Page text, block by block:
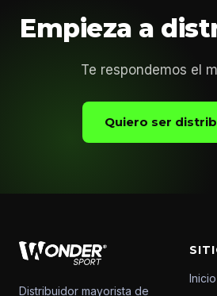
Empieza a
Te respondemos el
Quiero ser
Distribuidor mayorista de
Inicio